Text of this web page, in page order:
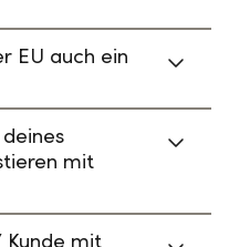
EU auch ein
mit
Kunde mit